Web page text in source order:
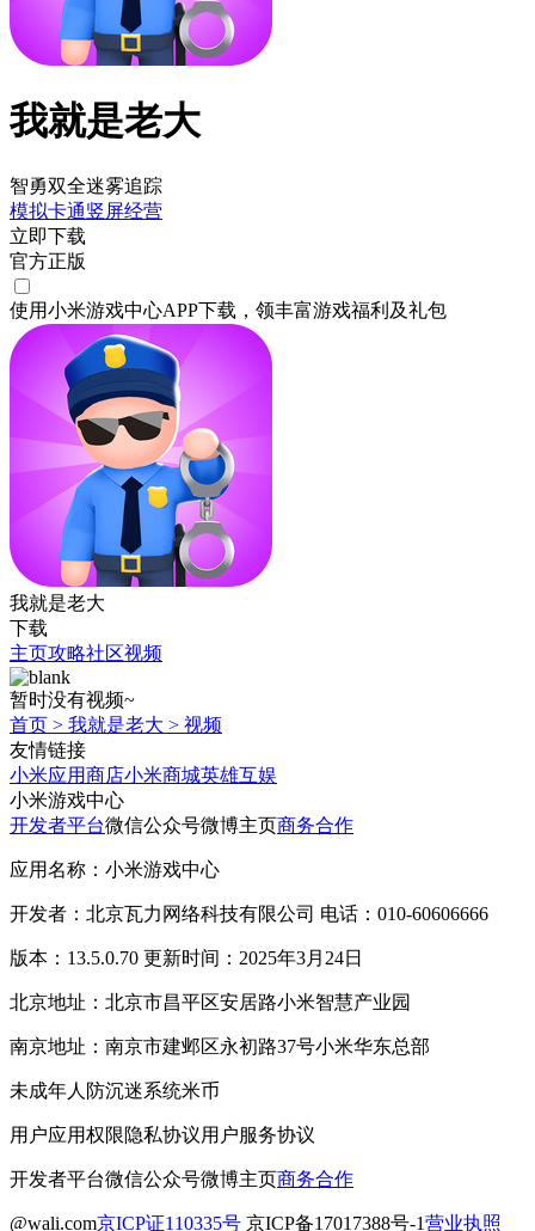
我就是老大
智勇双全迷雾追踪
模拟卡通竖屏经营
立即下载
官方正版
使用小米游戏中心APP下载 ，领丰富游戏福利 及礼包
我就是老大
下载
主页攻略社区视频
暂时没有视频~
首页 > 我就是老大 > 视频
友情链接
小米应用商店小米商城英雄互娱
小米游戏中心
开发者平台微信公众号微博主页商务合作
应用名称：小米游戏中心
开发者：北京瓦力网络科技有限公司 电话：010-60606666
版本：13.5.0.70 更新时间：2025年3月24日
北京地址：北京市昌平区安居路小米智慧产业园
南京地址：南京市建邺区永初路37号小米华东总部
未成年人防沉迷系统米币
用户应用权限隐私协议用户服务协议
开发者平台微信公众号微博主页商务合作
@wali.com京ICP证110335号 京ICP备17017388号-1营业执照